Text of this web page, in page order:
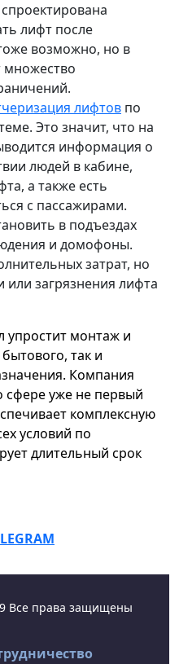
лифт после
возможно, но в
множество
лифтов по
Это значит, что на
информация о
людей в кабине,
а также есть
с пассажирами.
в подъездах
и домофоны.
затрат, но
или загрязнения лифта
упростит монтаж и
так и
Компания
сфере уже не первый
комплексную
условий по
длительный срок
Все права защищены